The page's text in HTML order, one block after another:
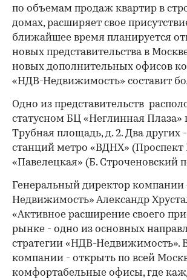
по объемам продаж квартир в
домах, расширяет свое
ближайшее время планируется
новых представительства в
новых дополнительных офисов
«НДВ-Недвижимость» составит
Одно из представительств
статусном БЦ «Неглинная Плаза»
Трубная площадь, д. 2. Два других
станций метро «ВДНХ» (Проспект
«Павелецкая» (Б. Строченовский
Генеральный директор
Недвижимость» Александр
«Активное расширение своего
рынке - одно из основных
стратегии «НДВ-Недвижимость».
компании - открыть по всей
комфортабельные офисы, где